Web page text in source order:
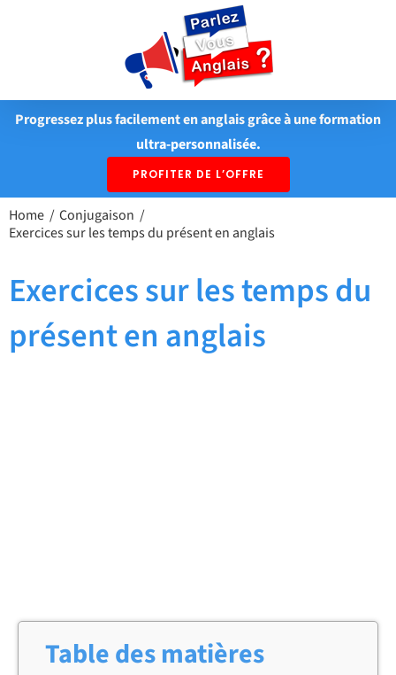
Progressez plus facilement en anglais grâce à une formation
ultra-personnalisée.
PROFITER DE L’OFFRE
Home
Conjugaison
Exercices sur les temps du présent en anglais
Exercices sur les temps du
présent en anglais
Table des matières